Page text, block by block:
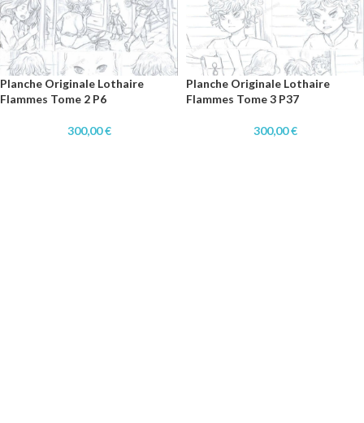
Planche Originale Lothaire
Flammes Tome 2 P6
300,00€
Planche Originale Lothaire
Flammes Tome 3 P37
300,00€